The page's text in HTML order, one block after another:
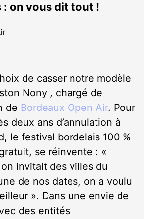
: on vous dit tout !
de casser notre modèle
Nony , chargé de
de Bordeaux Open Air. Pour
deux ans d’annulation à
le festival bordelais 100 %
se réinvente : «
on invitait des villes du
de nos dates, on a voulu
». Dans une envie de
des entités